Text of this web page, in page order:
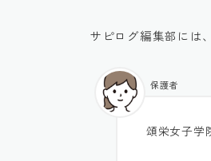
サピログ編集部には
頌栄女子学
保護者